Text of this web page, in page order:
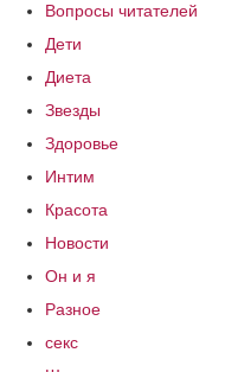
Вопросы читателей
Дети
Диета
Звезды
Здоровье
Интим
Красота
Новости
Он и я
Разное
секс